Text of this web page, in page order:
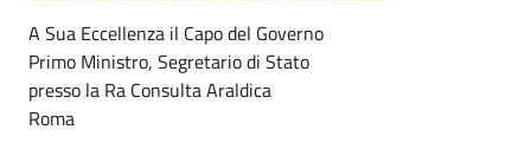
A Sua Eccellenza il Capo del Governo
Primo Ministro, Segretario di Stato
presso la Ra Consulta Araldica
Roma